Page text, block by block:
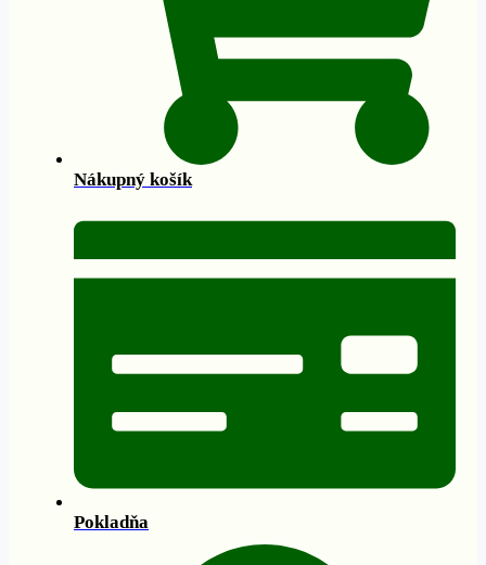
Nákupný košík
Pokladňa